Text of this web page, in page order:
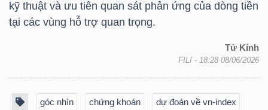
kỹ thuật và ưu tiên quan sát phản ứng của dòng tiền
tại các vùng hỗ trợ quan trọng.
Tử Kính
FILI - 18:28 08/06/2026
góc nhìn chứng khoán dự đoán về vn-index
YẾU
TIÊU